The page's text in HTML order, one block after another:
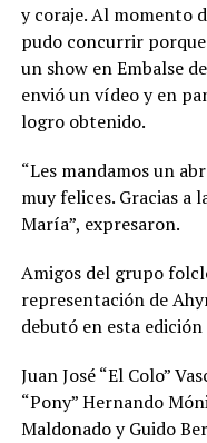
y coraje. Al momento
pudo concurrir
un show en Embalse
envió un vídeo y en
logro obtenido.
“Les mandamos un
muy felices. Gracias a
María”, expresaron.
Amigos del grupo
representación de
debutó en esta
Juan José “El Colo”
“Pony” Hernando
Maldonado y Guido